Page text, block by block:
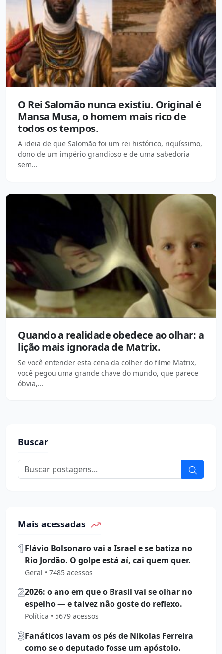
O Rei Salomão nunca existiu. Original é
Mansa Musa, o homem mais rico de
todos os tempos.
A ideia de que Salomão foi um rei histórico, riquíssimo,
dono de um império grandioso e de uma sabedoria
sem...
Quando a realidade obedece ao olhar: a
lição mais ignorada de Matrix.
Se você entender esta cena da colher do filme Matrix,
você pegou uma grande chave do mundo, que parece
óbvia,...
Buscar
Mais acessadas
1Flávio Bolsonaro vai a Israel e se batiza no
Rio Jordão. O golpe está aí, cai quem quer.
Geral • 7485 acessos
22026: o ano em que o Brasil vai se olhar no
espelho — e talvez não goste do reflexo.
Política • 5679 acessos
3Fanáticos lavam os pés de Nikolas Ferreira
como se o deputado fosse um apóstolo.